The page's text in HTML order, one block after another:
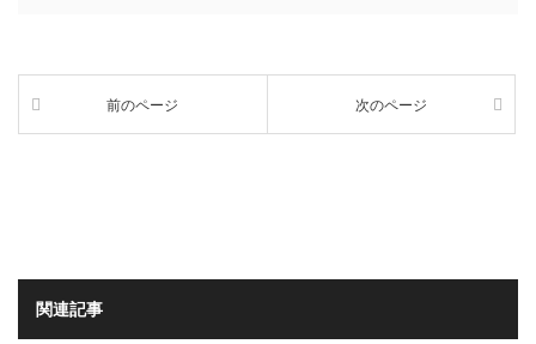
前のページ 次のページ
関連記事